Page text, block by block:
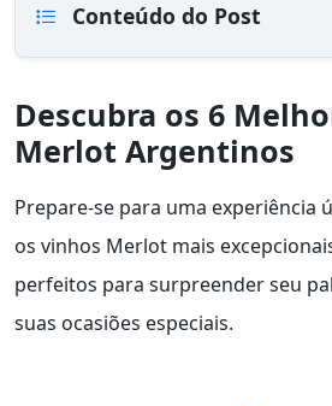
Conteúdo do Post
Descubra os 6
Merlot Argentinos
Prepare-se para uma experiência
os vinhos Merlot mais
perfeitos para surpreender seu
suas ocasiões especiais.